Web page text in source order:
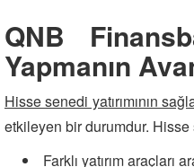
QNB
Yapmanın
Hisse senedi yatırımının
etkileyen bir durumdur. Hisse
Farklı yatırım araçları